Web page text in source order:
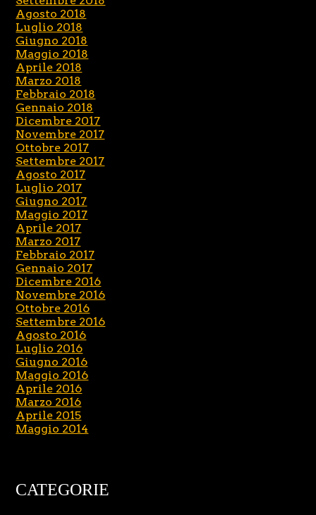
Agosto 2018
Luglio 2018
Giugno 2018
Maggio 2018
Aprile 2018
Marzo 2018
Febbraio 2018
Gennaio 2018
Dicembre 2017
Novembre 2017
Ottobre 2017
Settembre 2017
Agosto 2017
Luglio 2017
Giugno 2017
Maggio 2017
Aprile 2017
Marzo 2017
Febbraio 2017
Gennaio 2017
Dicembre 2016
Novembre 2016
Ottobre 2016
Settembre 2016
Agosto 2016
Luglio 2016
Giugno 2016
Maggio 2016
Aprile 2016
Marzo 2016
Aprile 2015
Maggio 2014
CATEGORIE